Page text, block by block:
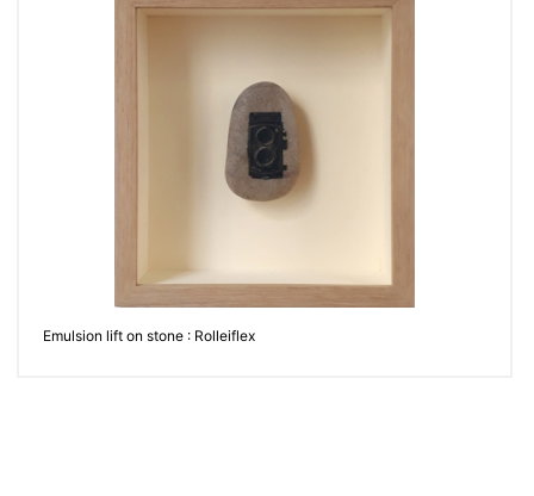
Emulsion lift on stone : Rolleiflex